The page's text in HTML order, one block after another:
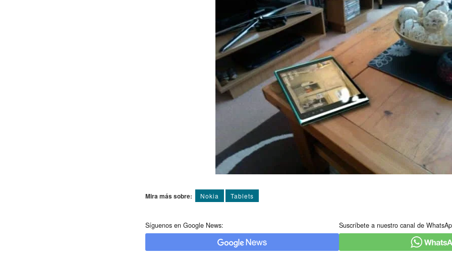
Mira más sobre: Nokia Tablets
Síguenos en Google News: Suscríbete a nuestro canal de